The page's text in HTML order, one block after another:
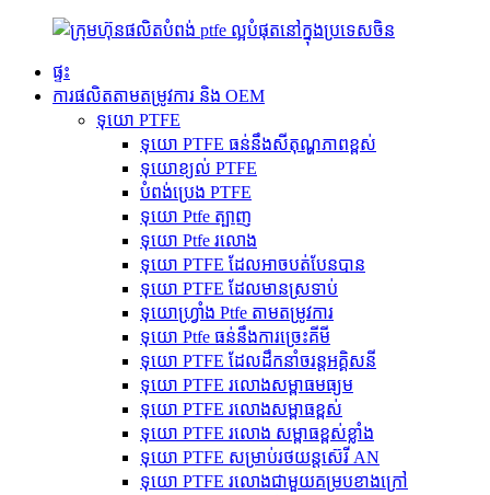
ផ្ទះ
ការផលិតតាមតម្រូវការ និង OEM
ទុយោ PTFE
ទុយោ PTFE ធន់នឹងសីតុណ្ហភាពខ្ពស់
ទុយោខ្យល់ PTFE
បំពង់ប្រេង PTFE
ទុយោ Ptfe ត្បាញ
ទុយោ Ptfe រលោង
ទុយោ PTFE ដែលអាចបត់បែនបាន
ទុយោ PTFE ដែលមានស្រទាប់
ទុយោហ្វ្រាំង Ptfe តាមតម្រូវការ
ទុយោ Ptfe ធន់នឹងការច្រេះគីមី
ទុយោ PTFE ដែលដឹកនាំចរន្តអគ្គិសនី
ទុយោ PTFE រលោងសម្ពាធមធ្យម
ទុយោ PTFE រលោងសម្ពាធខ្ពស់
ទុយោ PTFE រលោង សម្ពាធខ្ពស់ខ្លាំង
ទុយោ PTFE សម្រាប់រថយន្តស៊េរី AN
ទុយោ PTFE រលោងជាមួយគម្របខាងក្រៅ